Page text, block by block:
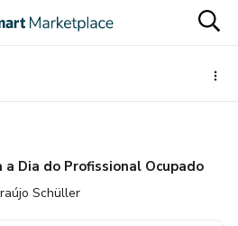
a Dia do Profissional Ocupado
Schüller